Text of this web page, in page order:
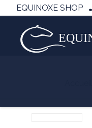
EQUINOXE SHOP